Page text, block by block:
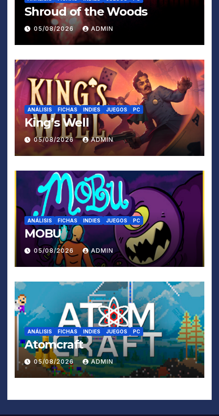
Shroud of the Woods
05/08/2026 ADMIN
ANÁLISIS FICHAS INDIES JUEGOS PC
King’s Well
05/08/2026 ADMIN
ANÁLISIS FICHAS INDIES JUEGOS PC
MOBU
05/08/2026 ADMIN
ANÁLISIS FICHAS INDIES JUEGOS PC
Atomcraft
05/08/2026 ADMIN